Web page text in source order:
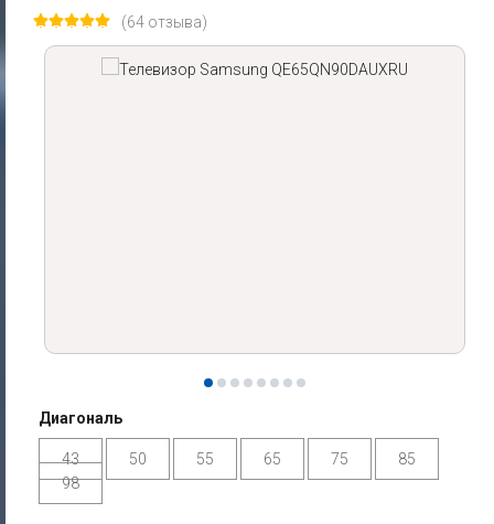
(64 отзыва)
Диагональ
43 50 55 65 75
85
98